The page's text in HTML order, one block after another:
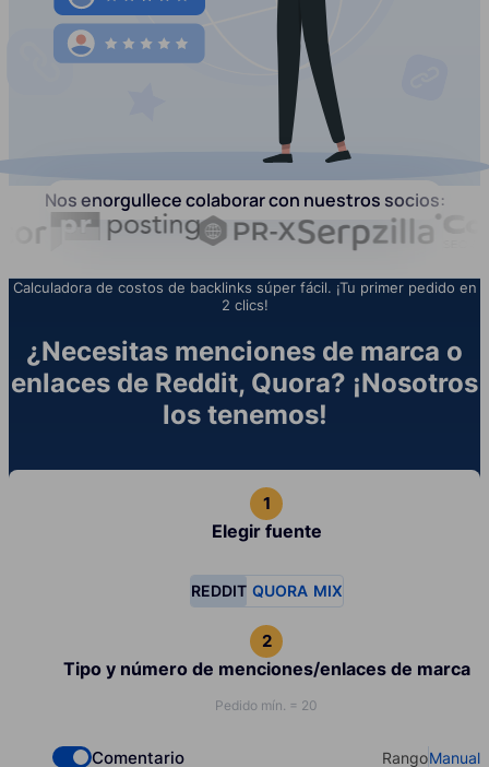
Nos enorgullece colaborar con nuestros socios:
Calculadora de costos de backlinks súper fácil. ¡Tu primer pedido en
2 clics!
¿Necesitas menciones de marca o
enlaces de Reddit, Quora? ¡Nosotros
los tenemos!
Elegir fuente
REDDIT QUORA MIX
Tipo y número de menciones/enlaces de marca
Pedido mín. = 20
Comentario RangoManual